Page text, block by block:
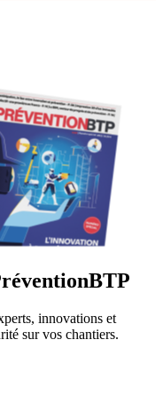
innovations et
sur vos chantiers.